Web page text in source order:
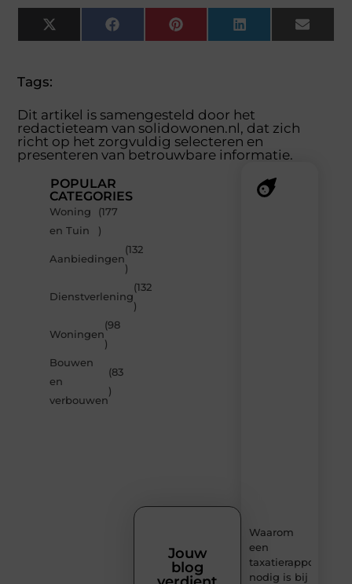
X
(Twitter)
FacebookPinterestLinkedInEmail
Tags:
Dit artikel is samengesteld door het
redactieteam van solidowonen.nl, dat zich
richt op het zorgvuldig selecteren en
presenteren van betrouwbare informatie.
POPULAR
CATEGORIES
Woning
en Tuin
(177
)
Aanbiedingen
(132
)
Dienstverlening
(132
)
Woningen
(98
)
Bouwen
en
verbouwen
(83
)
Waarom
een
taxatierapport
nodig is bij
Jouw
blog